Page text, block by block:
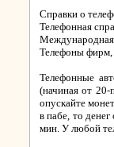
Справки о
Телефонная
Международная
Телефоны фирм,
Телефонные
(начиная от
опускайте
в пабе, то
мин. У любой